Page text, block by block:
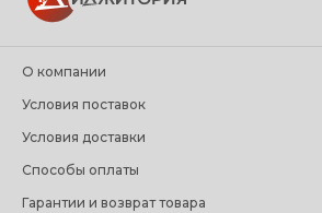
О компании
Условия поставок
Условия доставки
Способы оплаты
Гарантии и возврат товара